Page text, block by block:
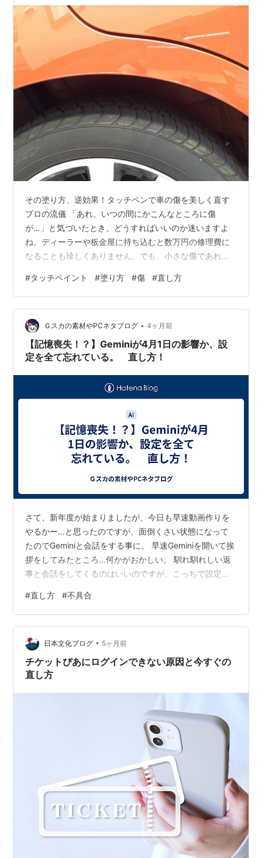
その塗り方、逆効果！タッチペンで車の傷を美しく直す
プロの流儀 「あれ、いつの間にかこんなところに傷
が…」と気づいたとき、どうすればいいのか迷いますよ
ね。ディーラーや板金屋に持ち込むと数万円の修理費に
なることも珍しくありません。でも、小さな傷であれ
直せるんです。 ただし「とりあえずタッチペンを塗れば
いい」という考えだと、かえって目立つ仕上がりになっ
てしまうことがあります。このブログでは、傷の種類の
見分け方からタッチペンの正しい使い方まで、実際の手
順に沿って詳しく解説します。 この記事でわかること 傷
の種類（浅い傷・深い傷・サビ）の正確な見分け方 …
#タッチペイント #塗り方 #傷 #直し方
Ｇスカの素材やPCネタブログ • 4ヶ月前
【記憶喪失！？】Geminiが4月1日の影響か、設
定を全て忘れている。 直し方！
さて、新年度が始まりましたが、今日も早速動画作りを
やるかー…と思ったのですが、面倒くさい状態になって
たのでGeminiと会話をする事に。 早速Geminiを開いて挨
拶をしてみたところ…何かがおかしい。 馴れ馴れしい返
事と会話をしてくるのはいいのですが、こっちで設定し
てみたところ、自分の設定を完全に忘れている状態でし
た。
#直し方 #不具合
日本文化ブログ • 5ヶ月前
チケットぴあにログインできない原因と今すぐの
直し方